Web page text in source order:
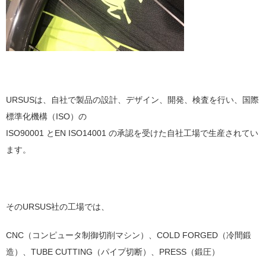
URSUSは、自社で製品の設計、デザイン、開発、検査を行い、国際
標準化機構（ISO）の
ISO90001 とEN ISO14001 の承認を受けた自社工場で生産されてい
ます。
そのURSUS社の工場では、
CNC（コンピュータ制御切削マシン）、COLD FORGED（冷間鍛
造）、TUBE CUTTING（パイプ切断）、PRESS（鍛圧）